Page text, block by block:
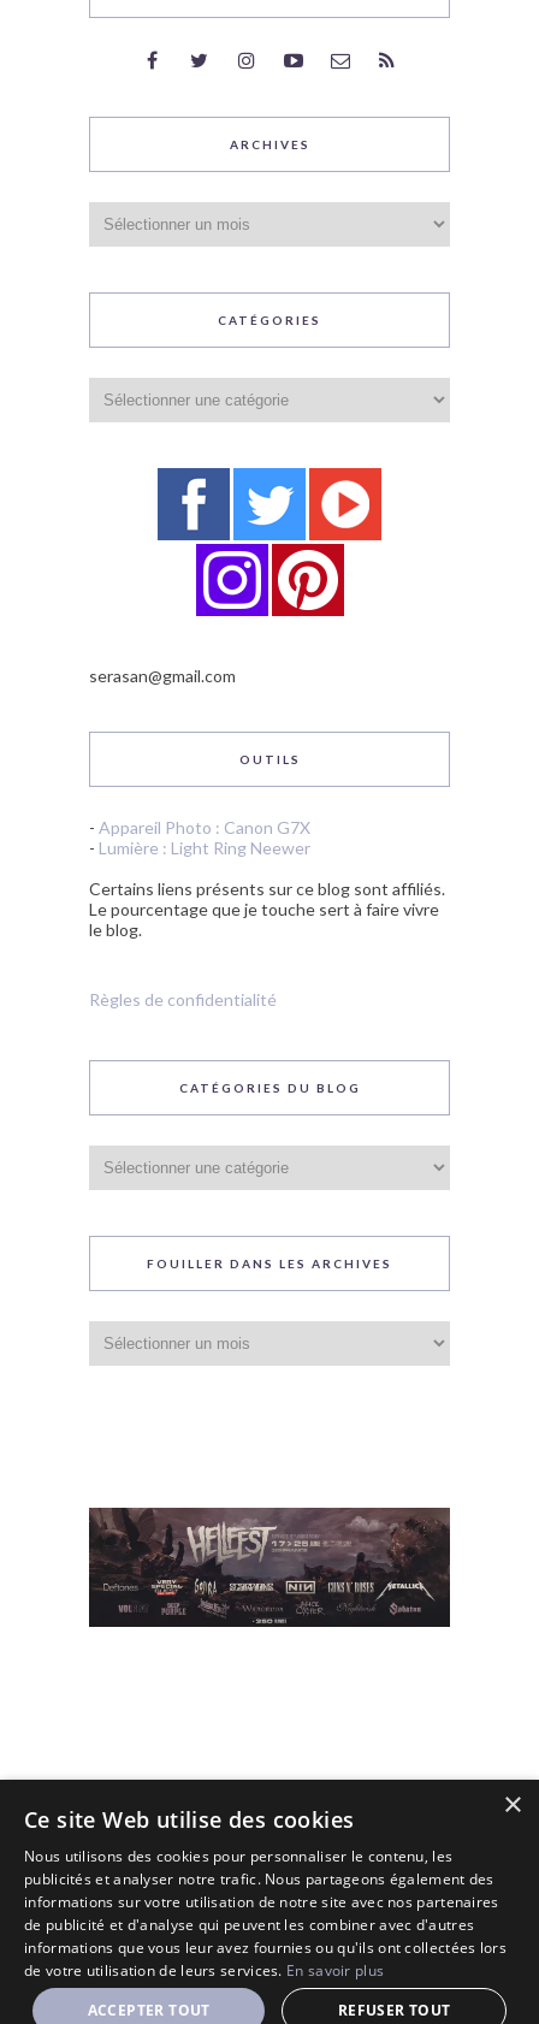
ARCHIVES
CATÉGORIES
serasan@gmail.com
OUTILS
- Appareil Photo : Canon G7X
- Lumière : Light Ring Neewer
Certains liens présents sur ce blog sont affiliés.
Le pourcentage que je touche sert à faire vivre
le blog.
Règles de confidentialité
CATÉGORIES DU BLOG
du
blog
FOUILLER DANS LES ARCHIVES
dans
les
Designé et Customisé par Seraf' sur une base de Solopine
×
Ce site Web utilise des cookies
Nous utilisons des cookies pour personnaliser le contenu, les
publicités et analyser notre trafic. Nous partageons également des
informations sur votre utilisation de notre site avec nos partenaires
de publicité et d'analyse qui peuvent les combiner avec d'autres
informations que vous leur avez fournies ou qu'ils ont collectées lors
de votre utilisation de leurs services. En savoir plus
ACCEPTER TOUT
REFUSER TOUT